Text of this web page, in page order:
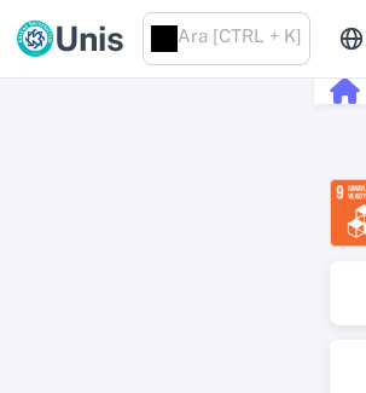
Unis Ara [CTRL + K]